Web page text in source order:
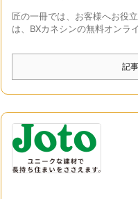
匠の一冊では、お客様へお役
は、BXカネシンの無料オンラ
記